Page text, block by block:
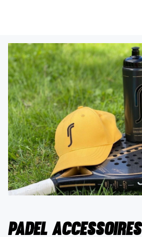
Padel accessoires